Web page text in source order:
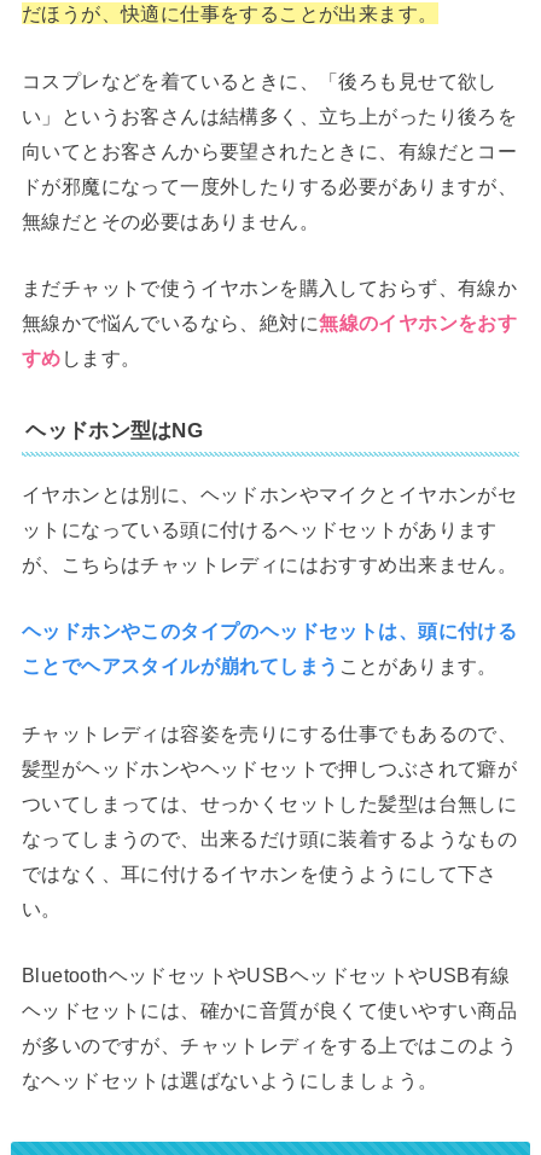
だほうが、快適に仕事をすることが出来ます。
コスプレなどを着ているときに、「後ろも見せて欲し
い」というお客さんは結構多く、立ち上がったり後ろを
向いてとお客さんから要望されたときに、有線だとコー
ドが邪魔になって一度外したりする必要がありますが、
無線だとその必要はありません。
まだチャットで使うイヤホンを購入しておらず、有線か
無線かで悩んでいるなら、絶対に無線のイヤホンをおす
すめ します。
ヘッドホン型はNG
イヤホンとは別に、ヘッドホンやマイクとイヤホンがセ
ットになっている頭に付けるヘッドセットがあります
が、こちらはチャットレディにはおすすめ出来ません。
ヘッドホンやこのタイプのヘッドセットは、頭に付ける
ことでヘアスタイルが崩れてしまう ことがあります。
チャットレディは容姿を売りにする仕事でもあるので、
髪型がヘッドホンやヘッドセットで押しつぶされて癖が
ついてしまっては、せっかくセットした髪型は台無しに
なってしまうので、出来るだけ頭に装着するようなもの
ではなく、耳に付けるイヤホンを使うようにして下さ
い。
BluetoothヘッドセットやUSBヘッドセットやUSB有線
ヘッドセットには、確かに音質が良くて使いやすい商品
が多いのですが、チャットレディをする上ではこのよう
なヘッドセットは選ばないようにしましょう。